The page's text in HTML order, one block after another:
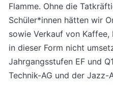
Flamme. Ohne die
Schüler*innen hätten wir
sowie Verkauf von Kaffee,
in dieser Form nicht
Jahrgangsstufen EF und
Technik-AG und der Jazz-